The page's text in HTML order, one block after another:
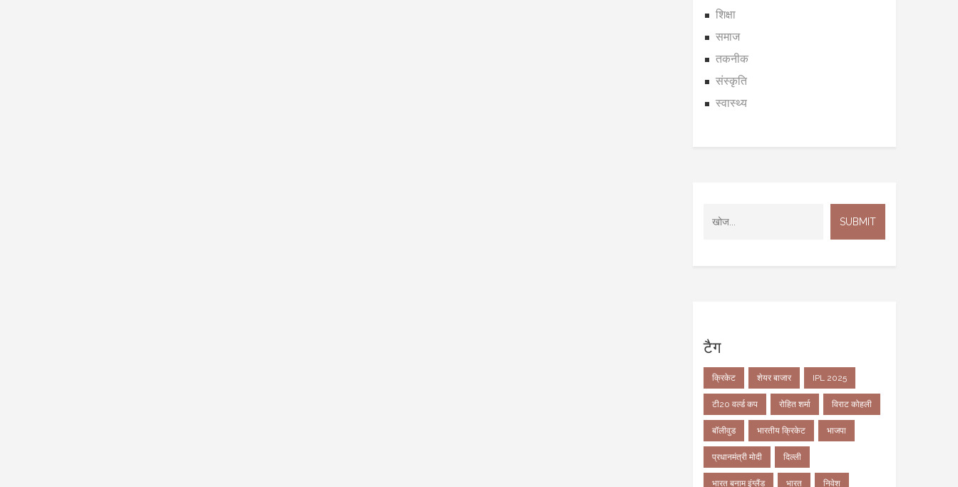
शिक्षा
समाज
तकनीक
संस्कृति
स्वास्थ्य
टैग
क्रिकेट शेयर बाजार IPL 2025
टी20 वर्ल्ड कप रोहित शर्मा विराट कोहली
बॉलीवुड भारतीय क्रिकेट भाजपा
प्रधानमंत्री मोदी दिल्ली
भारत बनाम इंग्लैंड भारत निवेश